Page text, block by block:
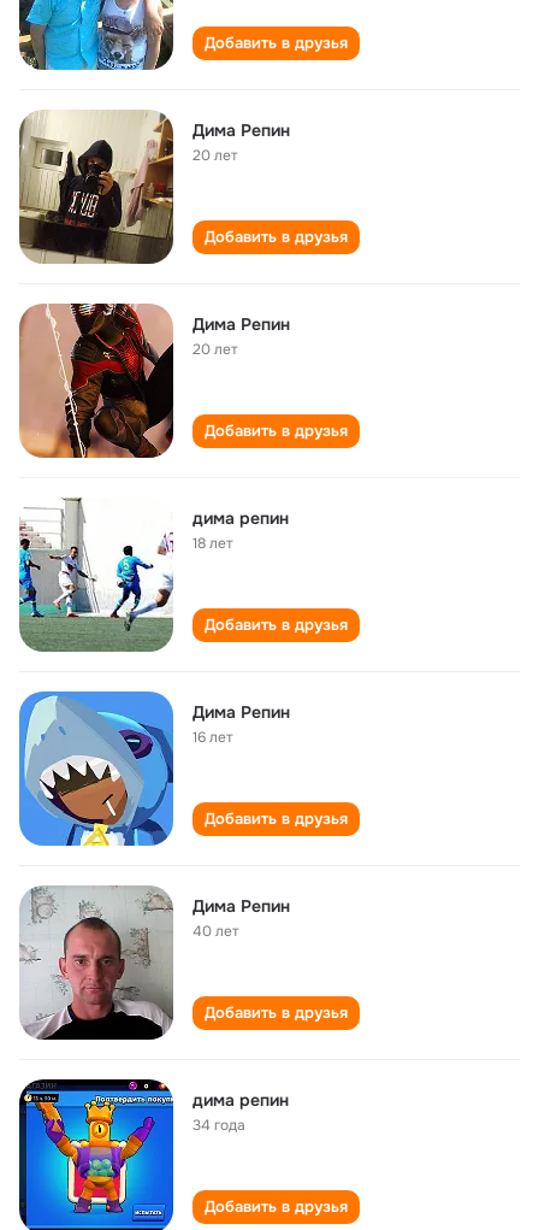
Добавить в друзья
Дима Репин
20 лет
Добавить в друзья
Дима Репин
20 лет
Добавить в друзья
дима репин
18 лет
Добавить в друзья
Дима Репин
16 лет
Добавить в друзья
Дима Репин
40 лет
Добавить в друзья
дима репин
34 года
Добавить в друзья